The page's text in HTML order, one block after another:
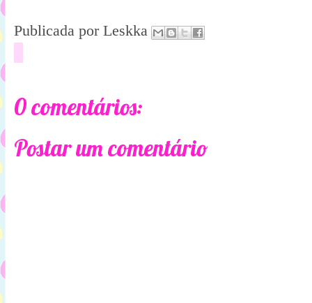
Publicada por Leskka
0 comentários:
Postar um comentário